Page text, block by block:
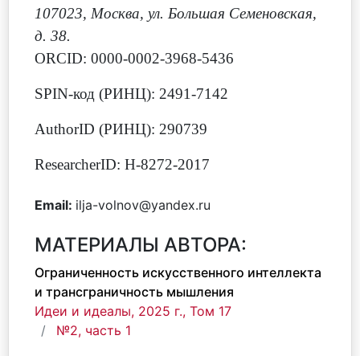
107023, Москва, ул. Большая Семеновская,
д. 38.
ORCID: 0000-0002-3968-5436
SPIN-код (РИНЦ): 2491-7142
AuthorID (РИНЦ): 290739
ResearcherID: H-8272-2017
Email: ilja-volnov@yandex.ru
МАТЕРИАЛЫ АВТОРА:
Ограниченность искусственного интеллекта
и трансграничность мышления
Идеи и идеалы, 2025 г., Том 17
№2, часть 1